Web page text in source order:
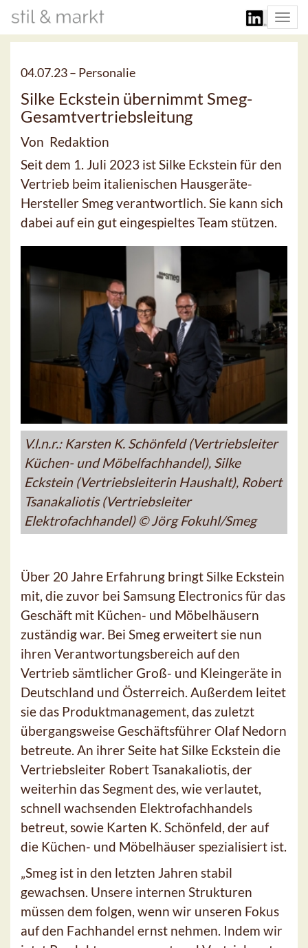
04.07.23 – Personalie
Silke Eckstein übernimmt Smeg-
Gesamtvertriebsleitung
Von Redaktion
Seit dem 1. Juli 2023 ist Silke Eckstein für den
Vertrieb beim italienischen Hausgeräte-
Hersteller Smeg verantwortlich. Sie kann sich
dabei auf ein gut eingespieltes Team stützen.
V.l.n.r.: Karsten K. Schönfeld (Vertriebsleiter
Küchen- und Möbelfachhandel), Silke
Eckstein (Vertriebsleiterin Haushalt), Robert
Tsanakaliotis (Vertriebsleiter
Elektrofachhandel) © Jörg Fokuhl/Smeg
Über 20 Jahre Erfahrung bringt Silke Eckstein
mit, die zuvor bei Samsung Electronics für das
Geschäft mit Küchen- und Möbelhäusern
zuständig war. Bei Smeg erweitert sie nun
ihren Verantwortungsbereich auf den
Vertrieb sämtlicher Groß- und Kleingeräte in
Deutschland und Österreich. Außerdem leitet
sie das Produktmanagement, das zuletzt
übergangsweise Geschäftsführer Olaf Nedorn
betreute. An ihrer Seite hat Silke Eckstein die
Vertriebsleiter Robert Tsanakaliotis, der
weiterhin das Segment des, wie verlautet,
schnell wachsenden Elektrofachhandels
betreut, sowie Karten K. Schönfeld, der auf
die Küchen- und Möbelhäuser spezialisiert ist.
„Smeg ist in den letzten Jahren stabil
gewachsen. Unsere internen Strukturen
müssen dem folgen, wenn wir unseren Fokus
auf den Fachhandel ernst nehmen. Indem wir